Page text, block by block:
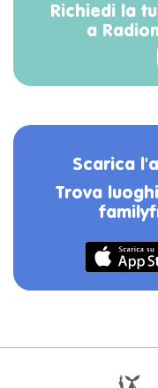
Richiedi la
a
Scarica
Trova